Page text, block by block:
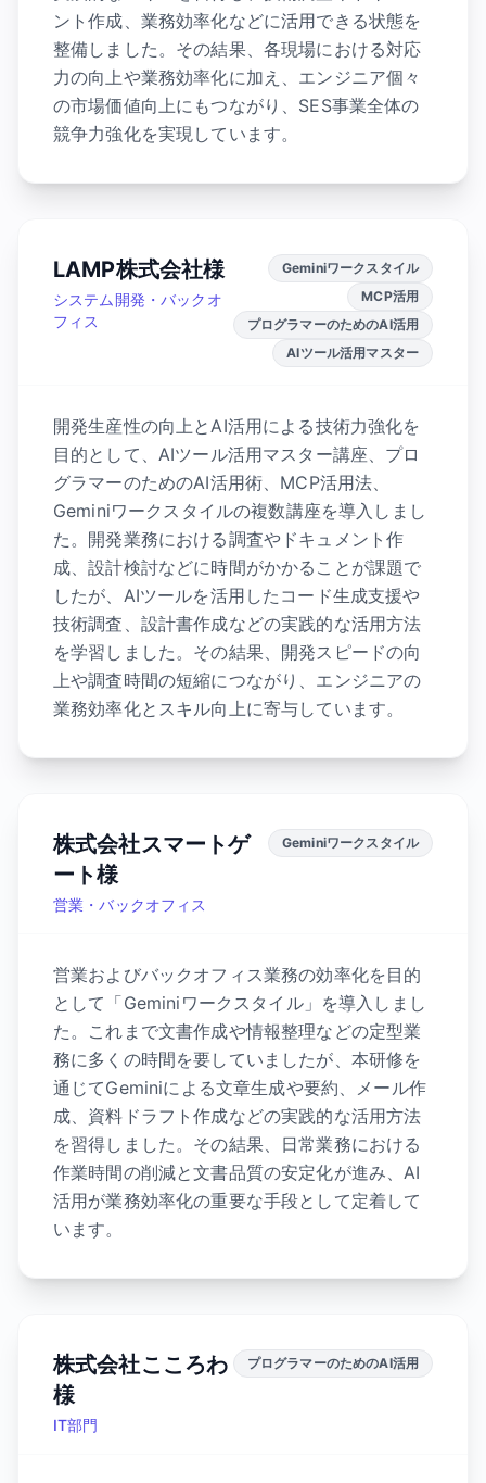
ント作成、業務効率化などに活用できる状態を
整備しました。その結果、各現場における対応
力の向上や業務効率化に加え、エンジニア個々
の市場価値向上にもつながり、SES事業全体の
競争力強化を実現しています。
LAMP株式会社様
システム開発・バックオ
フィス
Geminiワークスタイル
MCP活用
プログラマーのためのAI活用
AIツール活用マスター
開発生産性の向上とAI活用による技術力強化を
目的として、AIツール活用マスター講座、プロ
グラマーのためのAI活用術、MCP活用法、
Geminiワークスタイルの複数講座を導入しまし
た。開発業務における調査やドキュメント作
成、設計検討などに時間がかかることが課題で
したが、AIツールを活用したコード生成支援や
技術調査、設計書作成などの実践的な活用方法
を学習しました。その結果、開発スピードの向
上や調査時間の短縮につながり、エンジニアの
業務効率化とスキル向上に寄与しています。
株式会社スマートゲ
ート様
営業・バックオフィス
Geminiワークスタイル
営業およびバックオフィス業務の効率化を目的
として「Geminiワークスタイル」を導入しまし
た。これまで文書作成や情報整理などの定型業
務に多くの時間を要していましたが、本研修を
通じてGeminiによる文章生成や要約、メール作
成、資料ドラフト作成などの実践的な活用方法
を習得しました。その結果、日常業務における
作業時間の削減と文書品質の安定化が進み、AI
活用が業務効率化の重要な手段として定着して
います。
株式会社こころわ
様
IT部門
プログラマーのためのAI活用